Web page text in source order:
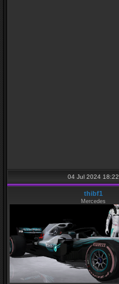
04 Jul 2024 18:22
thibf1
Mercedes